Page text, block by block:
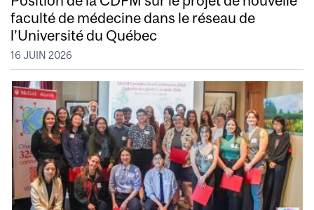
faculté de médecine dans le réseau de
l’Université du Québec
16 JUIN 2026